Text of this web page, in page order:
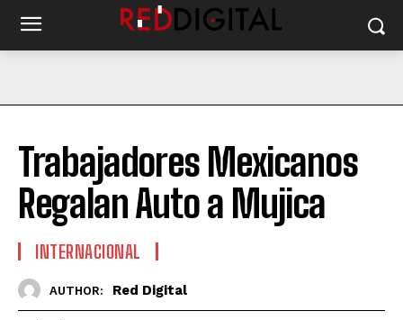
Trabajadores Mexicanos
Regalan Auto a Mujica
INTERNACIONAL
AUTHOR: Red Digital